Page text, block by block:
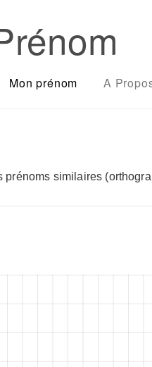
Mon prénom A
prénoms similaires